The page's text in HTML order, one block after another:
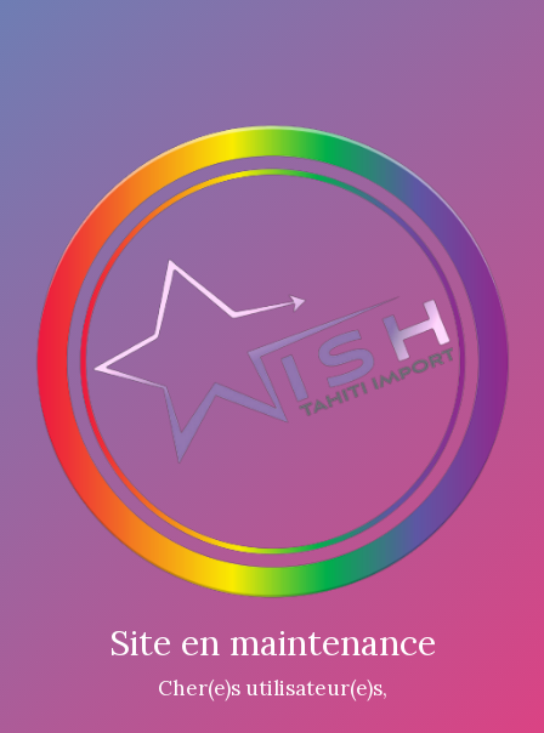
Site en maintenance
Cher(e)s utilisateur(e)s,